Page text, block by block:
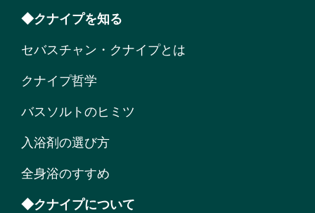
◆クナイプを知る
セバスチャン・クナイプとは
クナイプ哲学
バスソルトのヒミツ
入浴剤の選び方
全身浴のすすめ
◆クナイプについて